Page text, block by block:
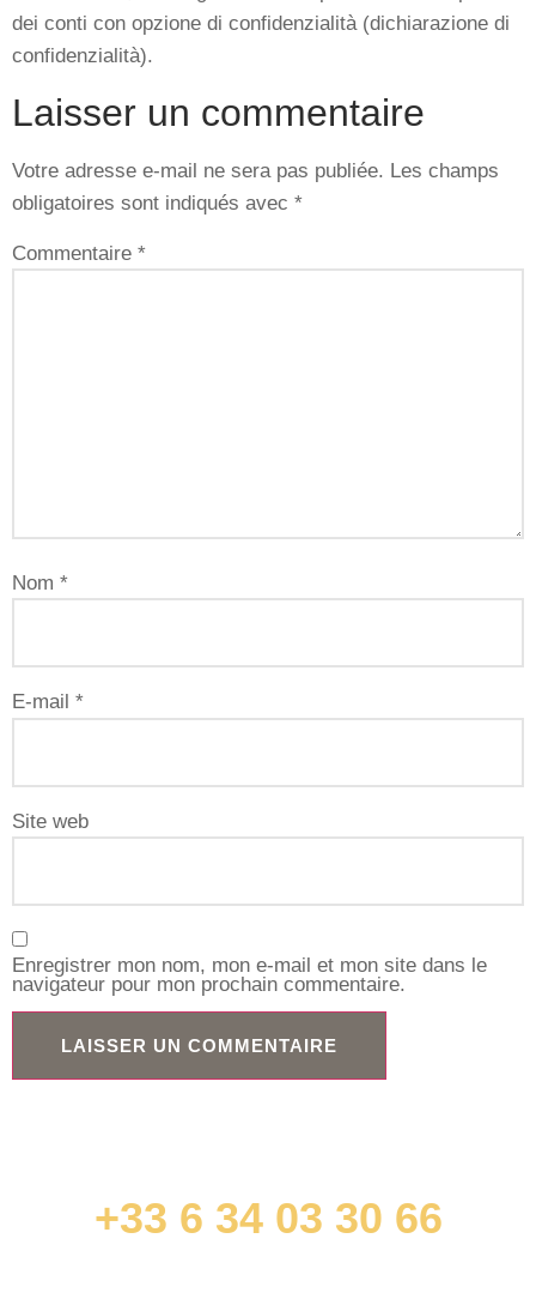
dei conti con opzione di confidenzialità (dichiarazione di
confidenzialità).
Laisser un commentaire
Votre adresse e-mail ne sera pas publiée. Les champs
obligatoires sont indiqués avec *
Commentaire *
Nom *
E-mail *
Site web
Enregistrer mon nom, mon e-mail et mon site dans le
navigateur pour mon prochain commentaire.
+33 6 34 03 30 66